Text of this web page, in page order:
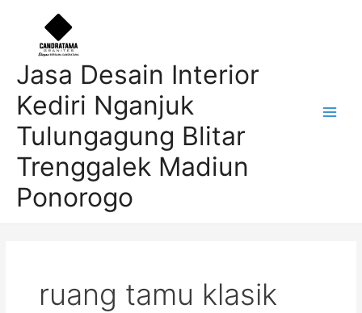
Jasa Desain Interior
Kediri Nganjuk
Tulungagung Blitar
Trenggalek Madiun
Ponorogo
ruang tamu klasik
pagination